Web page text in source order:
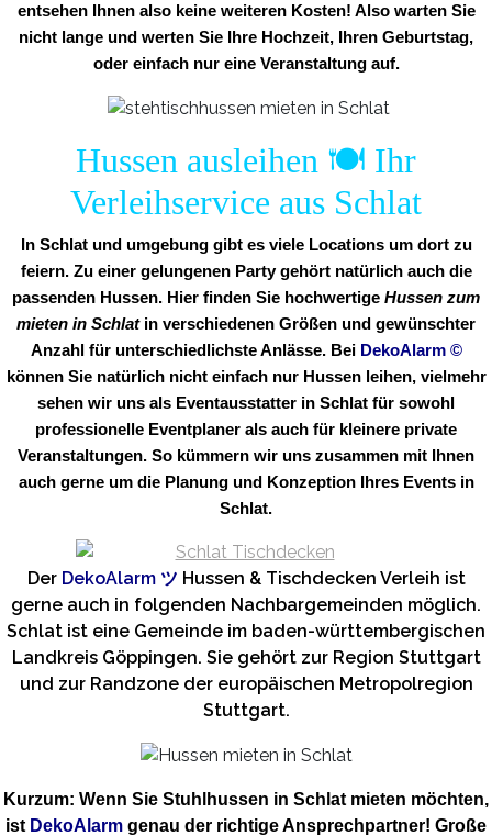
entsehen Ihnen also keine weiteren Kosten! Also warten Sie
nicht lange und werten Sie Ihre Hochzeit, Ihren Geburtstag,
oder einfach nur eine Veranstaltung auf.
Hussen ausleihen 🍽️ Ihr
Verleihservice aus Schlat
In Schlat und umgebung gibt es viele Locations um dort zu
feiern. Zu einer gelungenen Party gehört natürlich auch die
passenden Hussen. Hier finden Sie hochwertige Hussen zum
mieten in Schlatin verschiedenen Größen und gewünschter
Anzahl für unterschiedlichste Anlässe. Bei DekoAlarm ©
können Sie natürlich nicht einfach nur Hussen leihen, vielmehr
sehen wir uns als Eventausstatter in Schlat für sowohl
professionelle Eventplaner als auch für kleinere private
Veranstaltungen. So kümmern wir uns zusammen mit Ihnen
auch gerne um die Planung und Konzeption Ihres Events in
Schlat.
Der DekoAlarm ツ Hussen & Tischdecken Verleih ist
gerne auch in folgenden Nachbargemeinden möglich.
Schlat ist eine Gemeinde im baden-württembergischen
Landkreis Göppingen. Sie gehört zur Region Stuttgart
und zur Randzone der europäischen Metropolregion
Stuttgart.
Kurzum: Wenn Sie Stuhlhussen in Schlat mieten möchten,
ist DekoAlarm genau der richtige Ansprechpartner! Große